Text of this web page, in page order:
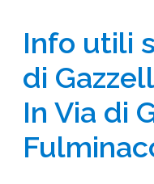
Info utili
di
In Via di